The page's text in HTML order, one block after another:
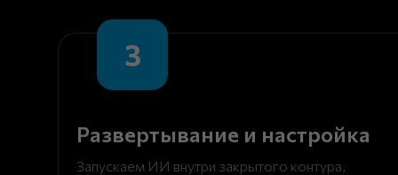
3
Развертывание и настройка
Запускаем ИИ внутри закрытого контура,